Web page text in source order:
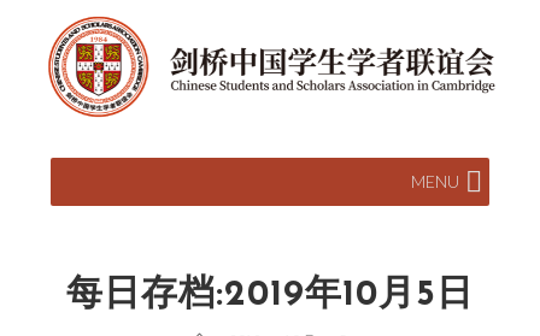
MENU
每日存档:2019年10月5日